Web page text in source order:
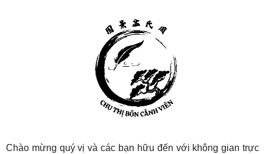
Chào mừng quý vị và các bạn hữu đến với không gian trực